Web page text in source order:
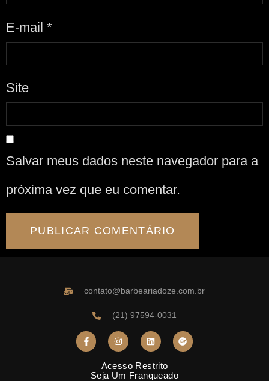
E-mail *
Site
Salvar meus dados neste navegador para a
próxima vez que eu comentar.
contato@barbeariadoze.com.br
(21) 97594-0031
Acesso Restrito
Seja Um Franqueado